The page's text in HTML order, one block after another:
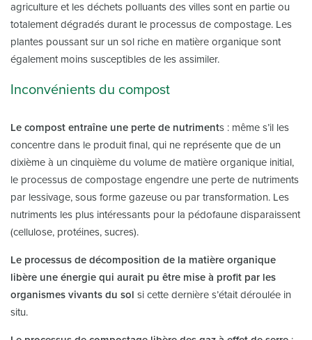
agriculture et les déchets polluants des villes sont en partie ou
totalement dégradés durant le processus de compostage. Les
plantes poussant sur un sol riche en matière organique sont
également moins susceptibles de les assimiler.
Inconvénients du compost
Le compost entraîne une perte de nutriments : même s’il les
concentre dans le produit final, qui ne représente que de un
dixième à un cinquième du volume de matière organique initial,
le processus de compostage engendre une perte de nutriments
par lessivage, sous forme gazeuse ou par transformation. Les
nutriments les plus intéressants pour la pédofaune disparaissent
(cellulose, protéines, sucres).
Le processus de décomposition de la matière organique
libère une énergie qui aurait pu être mise à profit par les
organismes vivants du sol si cette dernière s’était déroulée in
situ.